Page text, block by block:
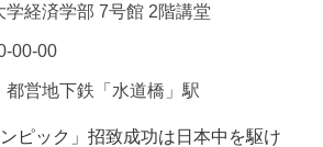
学経済学部 7号館 2階講堂
00-00
都営地下鉄「水道橋」駅
ピック」招致成功は日本中を駆け